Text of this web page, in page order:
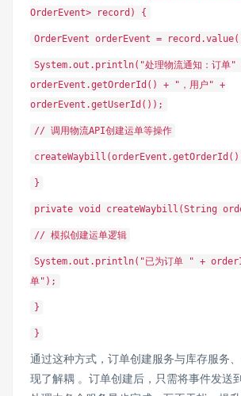
OrderEvent> record) {
OrderEvent orderEvent =
System.out.println("处理物流通知：订单"
orderEvent.getOrderId() + "，用户" +
orderEvent.getUserId());
// 调用物流API创建运单等操作
}
private void createWaybill(String
// 模拟创建运单逻辑
System.out.println("已为订单 " +
单");
}
}
通过这种方式，订单创建服务与库存服务
现了解耦 。订单创建后，只需将事件发送